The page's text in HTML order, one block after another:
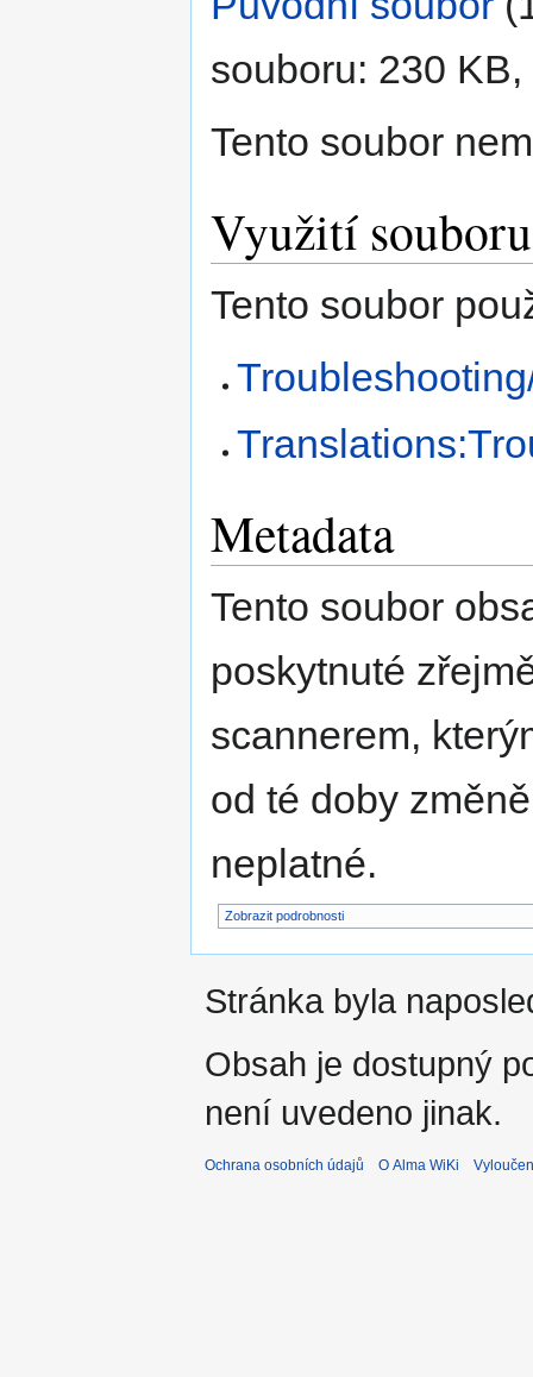
souboru: 230
Tento soubor
Využití souboru
Tento soubor
Metadata
Tento soubor
poskytnuté
scannerem,
od té doby
neplatné.
Zobrazit podrobnosti
Stránka byla
Obsah je dostupný
není uvedeno jinak.
Ochrana osobních údajů O Alma WiKi